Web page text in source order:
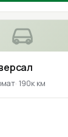
190к км